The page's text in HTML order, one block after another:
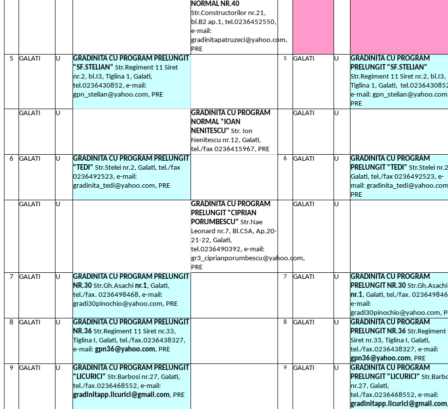
NORMAL NR.40
Str.Constructorilor nr.21,
bl.B2 ap.1, tel.0236452550,
e-mail:
gradinitapatruzeci@yahoo.com,
PRE
5 GALATI U
GRADINITA CU PROGRAM PRELUNGIT
"SF.STELIAN" Str.Regiment 11 Siret
nr.2, bl.I3, Tiglina 1, Galati,
tel.0236430852, e-mail:
gpn_stelian@yahoo.com, PRE
5 GALATI U
GRADINITA CU PROGRAM
PRELUNGIT "SF.STELIAN"
Str.Regiment 11 Siret nr.2, bl.I3,
Tiglina 1, Galati,
e-mail:
PRE
GALATI
U
GRADINITA CU PROGRAM
NORMAL "IOAN
NENITESCU" Str. Ion
Nenitescu nr.12, Galati,
tel./fax 0236415967, PRE
GALATI U
6
GALATI U
GRADINITA CU PROGRAM PRELUNGIT
"TEDI" Str.Stelei nr.2, Galati, tel./fax
0236492523, e-mail:
gradinita_tedi@yahoo.com, PRE
6 GALATI U
GRADINITA CU PROGRAM
PRELUNGIT "TEDI" Str.Stelei
Galati, tel./fax 0236492523, e-
mail:
PRE
GALATI
U
GRADINITA CU PROGRAM
PRELUNGIT "CIPRIAN
PORUMBESCU" Str.Nae
Leonard nr.7, Bl.C5A, Ap.20-
21-22, Galati,
tel.0236490392, e-mail:
gr3_ciprianporumbescu@yahoo.com,
PRE
GALATI U
7
GALATI U
GRADINITA CU PROGRAM PRELUNGIT
NR.30 Str.Gh.Asachi nr.1, Galati,
tel./fax. 0236498468, e-mail:
gradi30pinochio@yahoo.com, PRE
7 GALATI U
GRADINITA CU PROGRAM
PRELUNGIT NR.30 Str.Gh.Asachi
nr.1, Galati, tel./fax.
e-mail:
gradi30pinochio@yahoo.com,
8
GALATI U
GRADINITA CU PROGRAM PRELUNGIT
NR.36 Str.Regiment 11 Siret nr.33,
Tiglina I, Galati, tel./fax.0236438327,
e-mail: gpn36@yahoo.com, PRE
8 GALATI U
GRADINITA CU PROGRAM
PRELUNGIT NR.36 Str.Regiment
Siret nr.33, Tiglina I, Galati,
tel./fax.0236438327, e-mail:
gpn36@yahoo.com, PRE
9
GALATI U
GRADINITA CU PROGRAM PRELUNGIT
"LICURICI" Str.Barbosi nr.27, Galati,
tel./fax.0236468552, e-mail:
gradinitapp.licurici@gmail.com, PRE
9 GALATI U
GRADINITA CU PROGRAM
PRELUNGIT "LICURICI"
nr.27, Galati,
tel./fax.0236468552, e-mail:
gradinitapp.licurici@gmail.com,